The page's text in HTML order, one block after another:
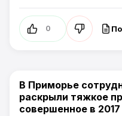
0
Происшествия
В Приморье
раскрыли тяжкое
совершенное в